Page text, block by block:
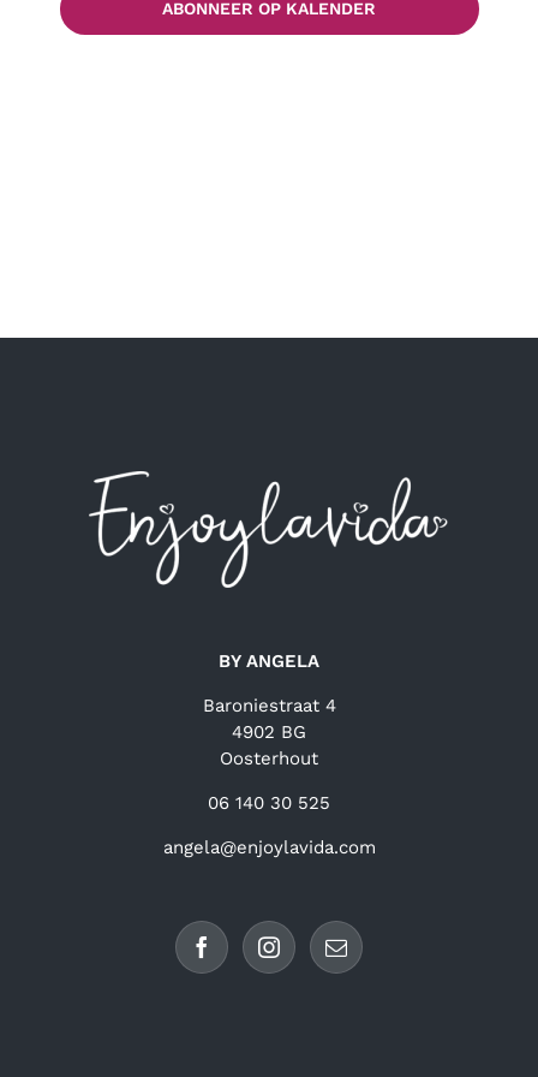
ABONNEER OP KALENDER
BY ANGELA
Baroniestraat 4
4902 BG
Oosterhout
06 140 30 525
angela@enjoylavida.com